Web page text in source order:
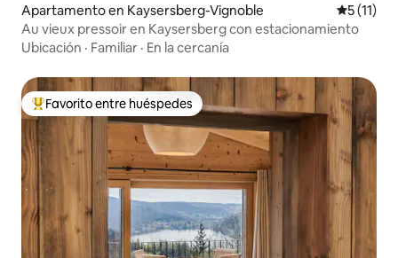
Apartamento en Kaysersberg-Vignoble
5 (11)
Au vieux pressoir en Kaysersberg con estacionamiento
Ubicación · Familiar · En la cercanía
Favorito entre huéspedes preferido
Favorito entre huéspedes